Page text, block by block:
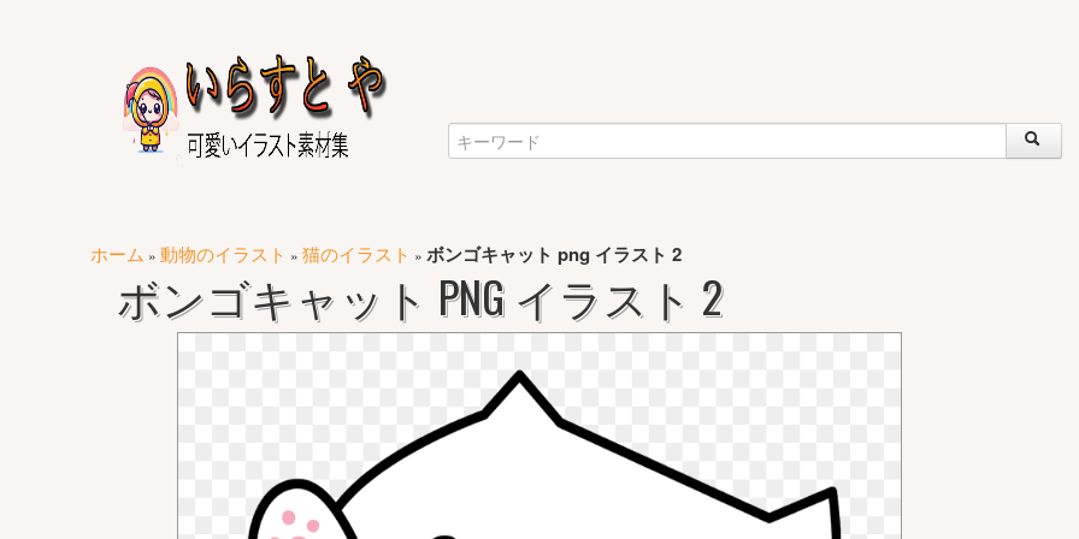
ホーム » 動物のイラスト » 猫のイラスト » ボンゴキャット png イラスト 2
ボンゴキャット PNG イラスト 2